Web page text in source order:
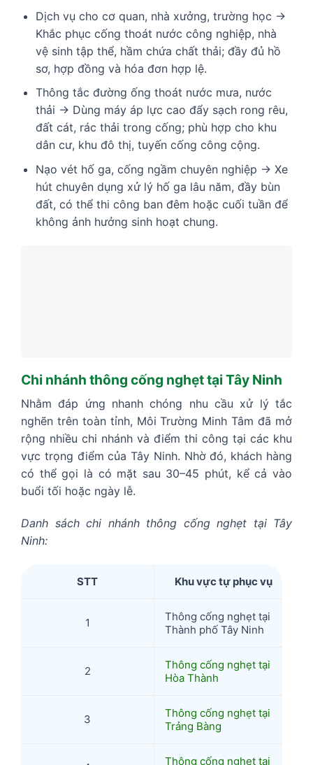
Dịch vụ cho cơ quan, nhà xưởng, trường học →
Khắc phục cống thoát nước công nghiệp, nhà
vệ sinh tập thể, hầm chứa chất thải; đầy đủ hồ
sơ, hợp đồng và hóa đơn hợp lệ.
Thông tắc đường ống thoát nước mưa, nước
thải → Dùng máy áp lực cao đẩy sạch rong rêu,
đất cát, rác thải trong cống; phù hợp cho khu
dân cư, khu đô thị, tuyến cống công cộng.
Nạo vét hố ga, cống ngầm chuyên nghiệp → Xe
hút chuyên dụng xử lý hố ga lâu năm, đầy bùn
đất, có thể thi công ban đêm hoặc cuối tuần để
không ảnh hưởng sinh hoạt chung.
Chi nhánh thông cống nghẹt tại Tây Ninh
Nhằm đáp ứng nhanh chóng nhu cầu xử lý tắc
nghẽn trên toàn tỉnh, Môi Trường Minh Tâm đã mở
rộng nhiều chi nhánh và điểm thi công tại các khu
vực trọng điểm của Tây Ninh. Nhờ đó, khách hàng
có thể gọi là có mặt sau 30–45 phút, kể cả vào
buổi tối hoặc ngày lễ.
Danh sách chi nhánh thông cống nghẹt tại Tây
Ninh:
STT Khu vực tự phục vụ
1
Thông cống nghẹt tại
Thành phố Tây Ninh
2
Thông cống nghẹt tại
Hòa Thành
3
Thông cống nghẹt tại
Trảng Bàng
Thông cống nghẹt tại